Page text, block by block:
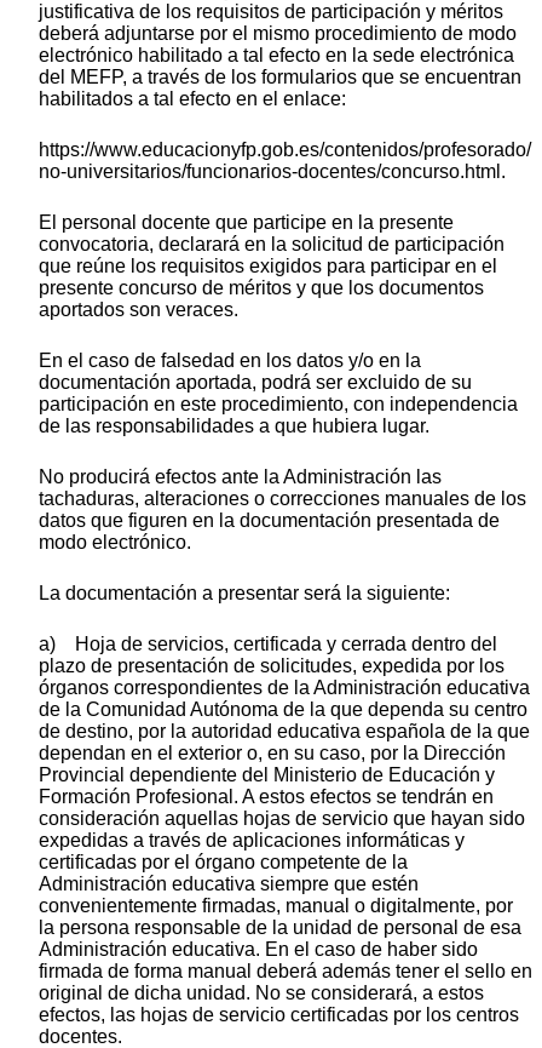
justificativa de los requisitos de participación y méritos
deberá adjuntarse por el mismo procedimiento de modo
electrónico habilitado a tal efecto en la sede electrónica
del MEFP, a través de los formularios que se encuentran
habilitados a tal efecto en el enlace:
https://www.educacionyfp.gob.es/contenidos/profesorado/
no-universitarios/funcionarios-docentes/concurso.html.
El personal docente que participe en la presente
convocatoria, declarará en la solicitud de participación
que reúne los requisitos exigidos para participar en el
presente concurso de méritos y que los documentos
aportados son veraces.
En el caso de falsedad en los datos y/o en la
documentación aportada, podrá ser excluido de su
participación en este procedimiento, con independencia
de las responsabilidades a que hubiera lugar.
No producirá efectos ante la Administración las
tachaduras, alteraciones o correcciones manuales de los
datos que figuren en la documentación presentada de
modo electrónico.
La documentación a presentar será la siguiente:
a) Hoja de servicios, certificada y cerrada dentro del
plazo de presentación de solicitudes, expedida por los
órganos correspondientes de la Administración educativa
de la Comunidad Autónoma de la que dependa su centro
de destino, por la autoridad educativa española de la que
dependan en el exterior o, en su caso, por la Dirección
Provincial dependiente del Ministerio de Educación y
Formación Profesional. A estos efectos se tendrán en
consideración aquellas hojas de servicio que hayan sido
expedidas a través de aplicaciones informáticas y
certificadas por el órgano competente de la
Administración educativa siempre que estén
convenientemente firmadas, manual o digitalmente, por
la persona responsable de la unidad de personal de esa
Administración educativa. En el caso de haber sido
firmada de forma manual deberá además tener el sello en
original de dicha unidad. No se considerará, a estos
efectos, las hojas de servicio certificadas por los centros
docentes.